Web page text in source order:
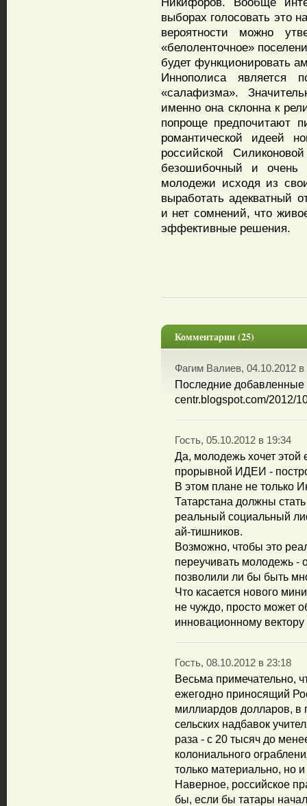
выборах голосовать это
вероятности можно
«белоленточное»
будет функционировать
Иннополиса является
«салафизма».
именно она склонна к
попроще предпочитают
романтической идеей
российской
безошибочный и очень
молодежи исходя из
выработать адекватный
и нет сомнений, что
эффективные решения.
Комментарии (25)
Фагим Валиев, 04.10.2012 в
Последние добавленные
centr.blogspot.com/2012/
Гость, 05.10.2012 в 19:34
Да, молодежь хочет
прорывной ИДЕИ -
В этом плане не только
Татарстана должны
реальный социальный
ай-тишников.
Возможно, чтобы это
переучивать молодежь -
позволили ли бы быть
Что касается нового
не чуждо, просто может
инновационному вектору
Гость, 08.10.2012 в 23:18
Весьма примечательно,
ежегодно приносящий
миллиардов долларов, в
сельских надбавок
раза - с 20 тысяч до
колониального
только материально, но
Наверное, российское
бы, если бы татары